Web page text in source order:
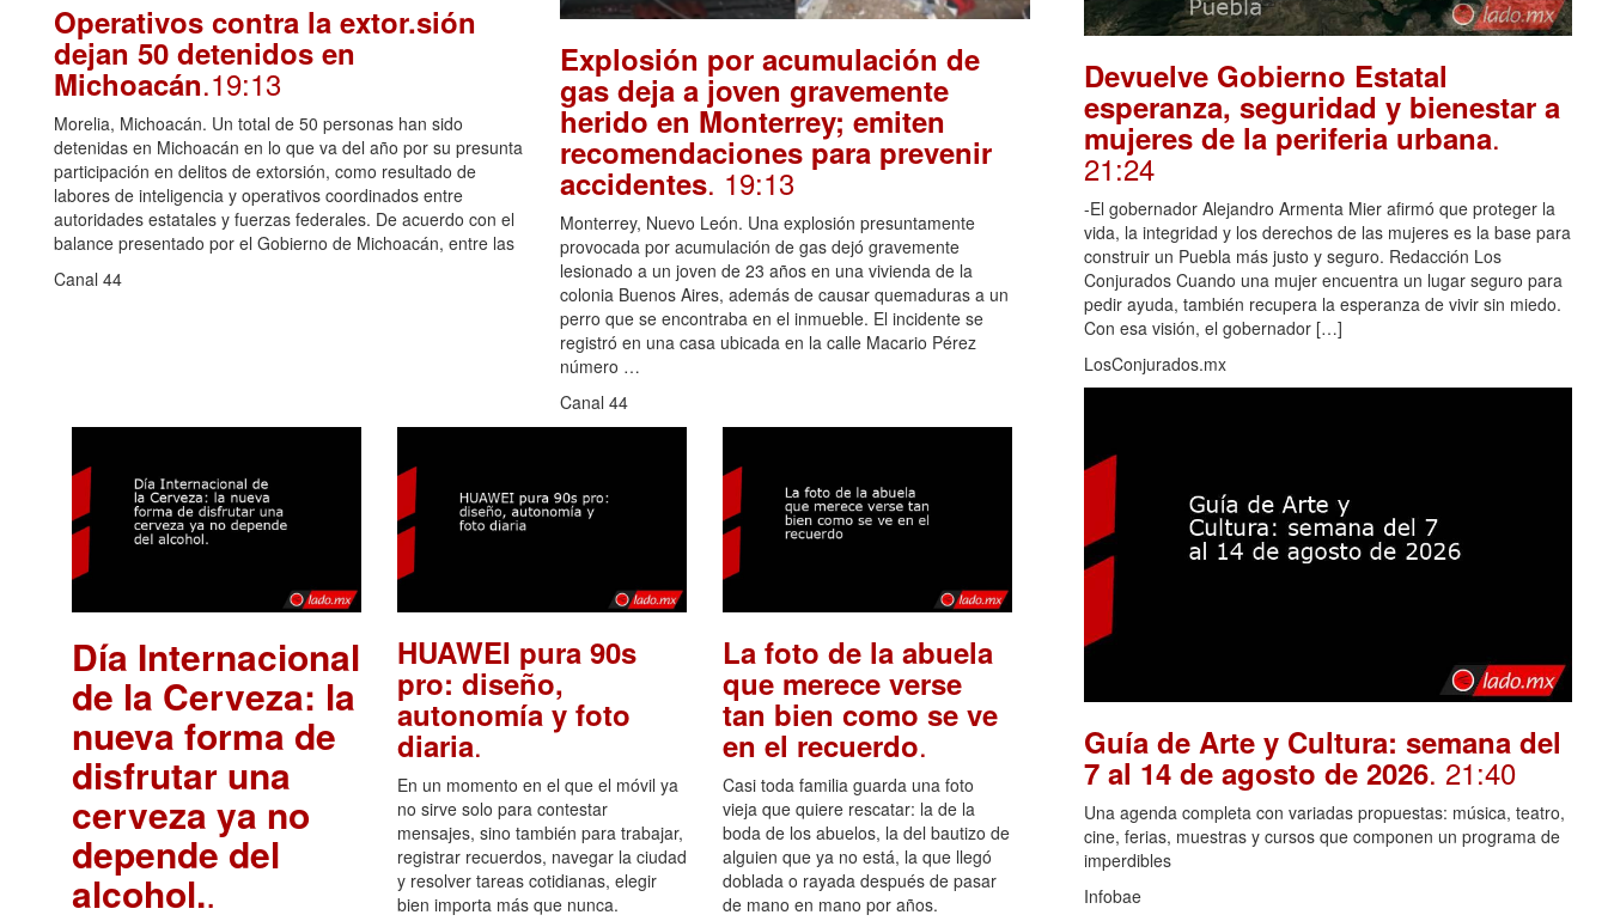
Operativos contra la extor.sión
dejan 50 detenidos en
Michoacán.19:13
Morelia, Michoacán. Un total de 50 personas han sido
detenidas en Michoacán en lo que va del año por su presunta
participación en delitos de extorsión, como resultado de
labores de inteligencia y operativos coordinados entre
autoridades estatales y fuerzas federales. De acuerdo con el
balance presentado por el Gobierno de Michoacán, entre las
Canal 44
Explosión por acumulación de
gas deja a joven gravemente
herido en Monterrey; emiten
recomendaciones para prevenir
accidentes. 19:13
Monterrey, Nuevo León. Una explosión presuntamente
provocada por acumulación de gas dejó gravemente
lesionado a un joven de 23 años en una vivienda de la
colonia Buenos Aires, además de causar quemaduras a un
perro que se encontraba en el inmueble. El incidente se
registró en una casa ubicada en la calle Macario Pérez
número …
Canal 44
Día Internacional
de la Cerveza: la
nueva forma de
disfrutar una
cerveza ya no
depende del
alcohol..
HUAWEI pura 90s
pro: diseño,
autonomía y foto
diaria.
En un momento en el que el móvil ya
no sirve solo para contestar
mensajes, sino también para trabajar,
registrar recuerdos, navegar la ciudad
y resolver tareas cotidianas, elegir
bien importa más que nunca.
La foto de la abuela
que merece verse
tan bien como se ve
en el recuerdo.
Casi toda familia guarda una foto
vieja que quiere rescatar: la de la
boda de los abuelos, la del bautizo de
alguien que ya no está, la que llegó
doblada o rayada después de pasar
de mano en mano por años.
Devuelve Gobierno Estatal
esperanza, seguridad y bienestar a
mujeres de la periferia urbana.
21:24
-El gobernador Alejandro Armenta Mier afirmó que proteger la
vida, la integridad y los derechos de las mujeres es la base para
construir un Puebla más justo y seguro. Redacción Los
Conjurados Cuando una mujer encuentra un lugar seguro para
pedir ayuda, también recupera la esperanza de vivir sin miedo.
Con esa visión, el gobernador […]
LosConjurados.mx
Guía de Arte y Cultura: semana del
7 al 14 de agosto de 2026. 21:40
Una agenda completa con variadas propuestas: música, teatro,
cine, ferias, muestras y cursos que componen un programa de
imperdibles
Infobae